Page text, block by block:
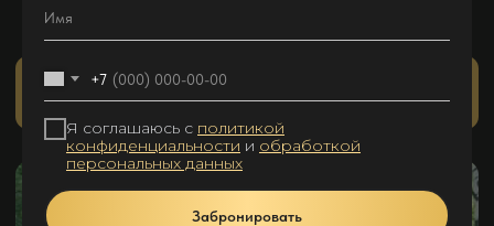
+7
Я соглашаюсь с политикой
конфиденциальности и обработкой
персональных данных
Забронировать